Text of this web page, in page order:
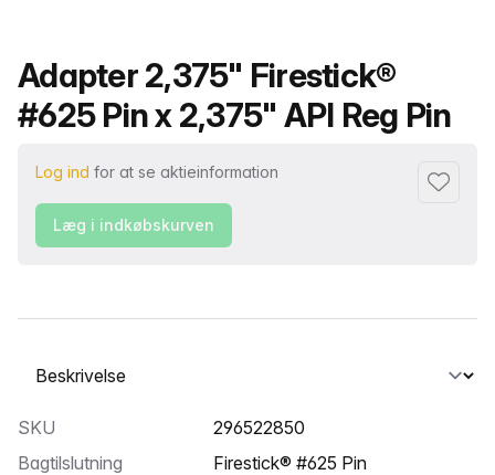
Produktnavn
Adapter 2,375" Firestick®
#625 Pin x 2,375" API Reg Pin
Log ind for at se aktieinformation
Føj til
Læg i indkøbskurven
Vælg en fane
SKU
296522850
Bagtilslutning
Firestick® #625 Pin